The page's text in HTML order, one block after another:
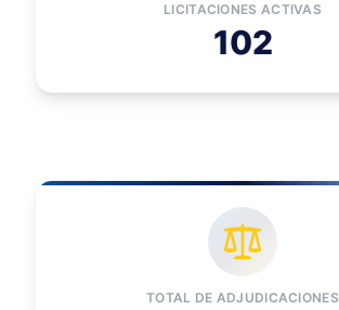
LICITACIONES ACTIVAS
102
TOTAL DE ADJUDICACIONES